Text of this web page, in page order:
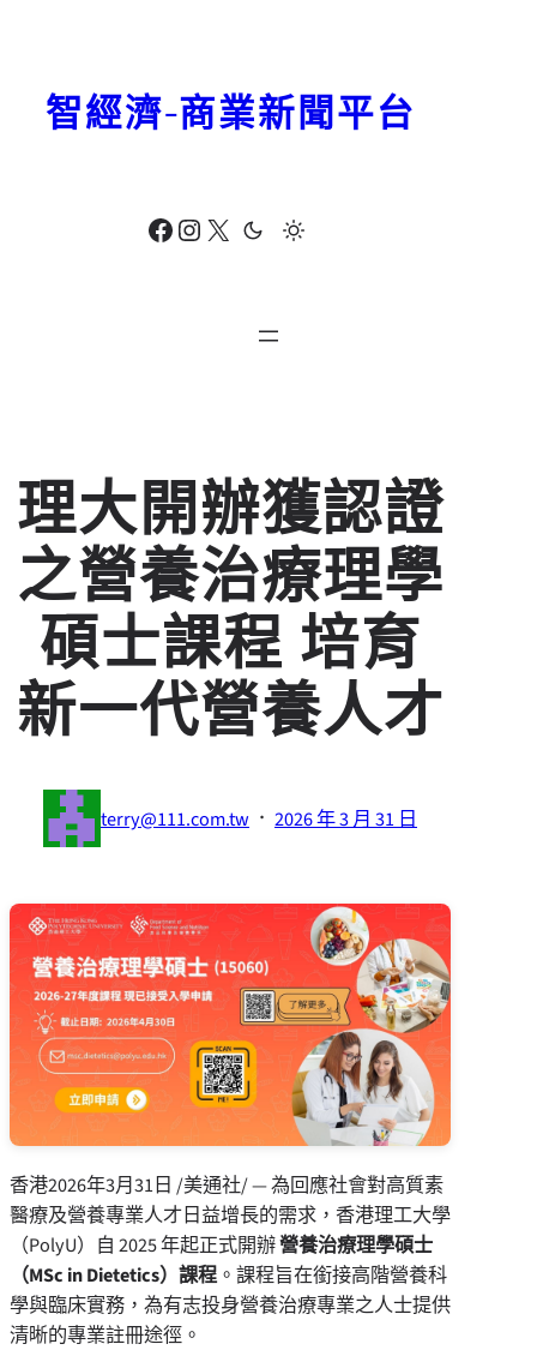
Facebook Instagram X
智經濟-商業新聞平台
理大開辦獲認證
之營養治療理學
碩士課程 培育
新一代營養人才
terry@111.com.tw · 2026 年 3 月 31 日
香港2026年3月31日 /美通社/ — 為回應社會對高質素
醫療及營養專業人才日益增長的需求，香港理工大學
（PolyU）自 2025 年起正式開辦營養治療理學碩士
（MSc in Dietetics）課程 。課程旨在銜接高階營養科
學與臨床實務，為有志投身營養治療專業之人士提供
清晰的專業註冊途徑。